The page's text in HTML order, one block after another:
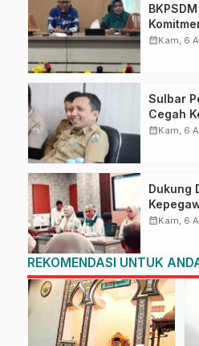
calendar_monthKam, 6
Sulbar
Cegah
calendar_monthKam, 6
Dukung
Sulbar
calendar_monthKam, 6
REKOMENDASI UNTUK